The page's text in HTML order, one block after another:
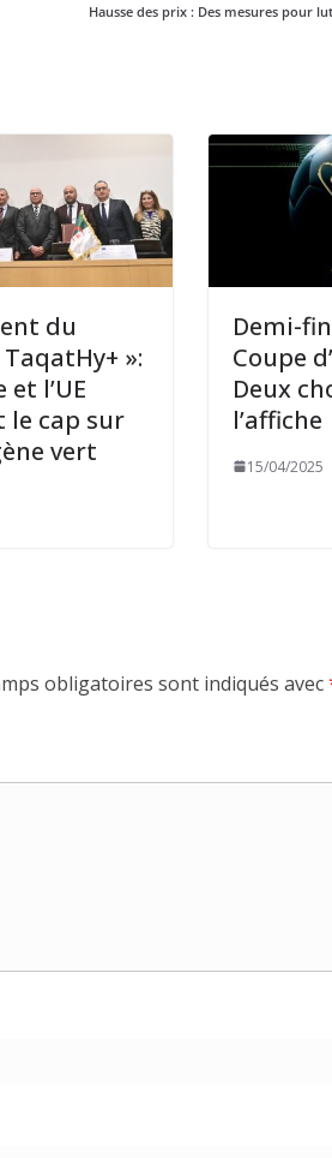
Hausse des prix : Des mesures pour
du
»:
et l’UE
cap sur
vert
Demi-
Coupe
Deux
l’affiche
15/04/2025
obligatoires sont indiqués avec